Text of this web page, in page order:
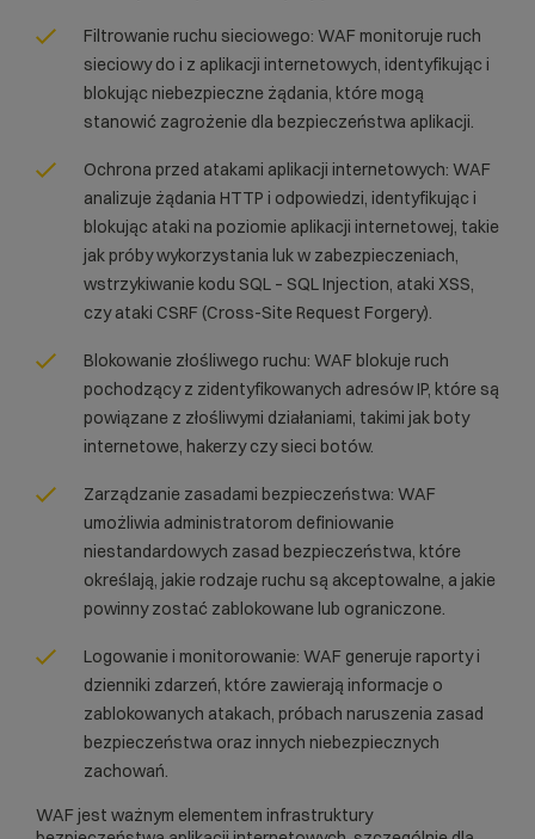
Filtrowanie ruchu sieciowego: WAF monitoruje ruch
sieciowy do i z aplikacji internetowych, identyfikując i
blokując niebezpieczne żądania, które mogą
stanowić zagrożenie dla bezpieczeństwa aplikacji.
Ochrona przed atakami aplikacji internetowych: WAF
analizuje żądania HTTP i odpowiedzi, identyfikując i
blokując ataki na poziomie aplikacji internetowej, takie
jak próby wykorzystania luk w zabezpieczeniach,
wstrzykiwanie kodu SQL – SQL Injection, ataki XSS,
czy ataki CSRF (Cross-Site Request Forgery).
Blokowanie złośliwego ruchu: WAF blokuje ruch
pochodzący z zidentyfikowanych adresów IP, które są
powiązane z złośliwymi działaniami, takimi jak boty
internetowe, hakerzy czy sieci botów.
Zarządzanie zasadami bezpieczeństwa: WAF
umożliwia administratorom definiowanie
niestandardowych zasad bezpieczeństwa, które
określają, jakie rodzaje ruchu są akceptowalne, a jakie
powinny zostać zablokowane lub ograniczone.
Logowanie i monitorowanie: WAF generuje raporty i
dzienniki zdarzeń, które zawierają informacje o
zablokowanych atakach, próbach naruszenia zasad
bezpieczeństwa oraz innych niebezpiecznych
zachowań.
WAF jest ważnym elementem infrastruktury